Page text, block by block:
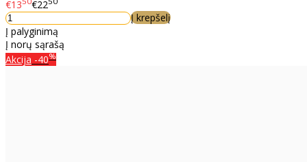
€13
€22
Į krepšelį
Į palyginimą
Į norų sąrašą
Akcija -40%